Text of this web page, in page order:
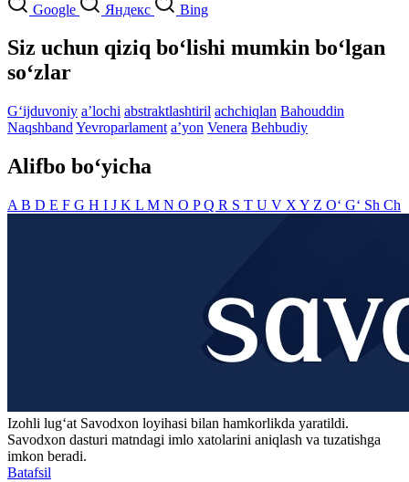
Google Яндекс Bing
Siz uchun qiziq bo‘lishi mumkin bo‘lgan
so‘zlar
G‘ijduvoniy aʼlochi abstraktlashtiril achchiqlan Bahouddin
Naqshband Yevroparlament aʼyon Venera Behbudiy
Alifbo bo‘yicha
A B D E F G H I J K L M N O PQ R S T U V X Y Z O‘ G‘ Sh Ch
Izohli lugʻat Savodxon loyihasi bilan hamkorlikda yaratildi.
Savodxon dasturi matndagi imlo xatolarini aniqlash va tuzatishga
imkon beradi.
Batafsil